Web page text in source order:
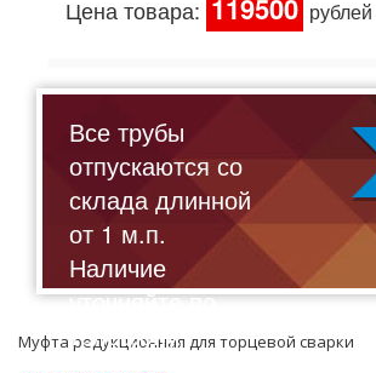
Цена товара: 119500 рублей
Все трубы
отпускаются со
склада длинной
от 1 м.п.
Наличие
уточняйте по
телефону:
Муфта редукционная для торцевой сварки